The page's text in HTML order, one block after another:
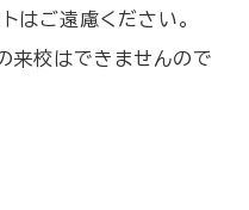
トはご遠慮ください。
来校はできませんので